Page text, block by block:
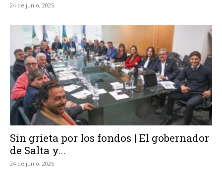
24 de junio, 2025
Sin grieta por los fondos | El gobernador
de Salta y...
24 de junio, 2025